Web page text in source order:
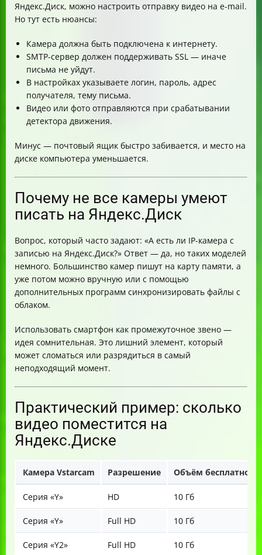
Яндекс.Диск, можно настроить отправку видео на e-mail.
Но тут есть нюансы:
Камера должна быть подключена к интернету.
SMTP-сервер должен поддерживать SSL — иначе
письма не уйдут.
В настройках указываете логин, пароль, адрес
получателя, тему письма.
Видео или фото отправляются при срабатывании
детектора движения.
Минус — почтовый ящик быстро забивается, и место на
диске компьютера уменьшается.
Почему не все камеры умеют
писать на Яндекс.Диск
Вопрос, который часто задают: «А есть ли IP-камера с
записью на Яндекс.Диск?» Ответ — да, но таких моделей
немного. Большинство камер пишут на карту памяти, а
уже потом можно вручную или с помощью
дополнительных программ синхронизировать файлы с
облаком.
Использовать смартфон как промежуточное звено —
идея сомнительная. Это лишний элемент, который
может сломаться или разрядиться в самый
неподходящий момент.
Практический пример: сколько
видео поместится на
Яндекс.Диске
Камера Vstarcam Разрешение Объём бесплатного
Серия «Y» HD 10 Гб
Серия «Y» Full HD 10 Гб
Серия «Y2» Full HD 10 Гб